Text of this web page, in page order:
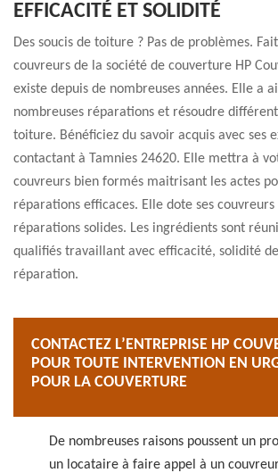
EFFICACITÉ ET SOLIDITÉ
Des soucis de toiture ? Pas de problèmes.
couvreurs de la société de couverture HP
existe depuis de nombreuses années. Elle a
nombreuses réparations et résoudre
toiture. Bénéficiez du savoir acquis avec ses
contactant à Tamnies 24620. Elle mettra à
couvreurs bien formés maitrisant les actes
réparations efficaces. Elle dote ses couvreurs
réparations solides. Les ingrédients sont
qualifiés travaillant avec efficacité, solidité
réparation.
CONTACTEZ L’ENTREPRISE HP
POUR TOUTE INTERVENTION EN
POUR LA COUVERTURE
De nombreuses raisons poussent un
un locataire à faire appel à un